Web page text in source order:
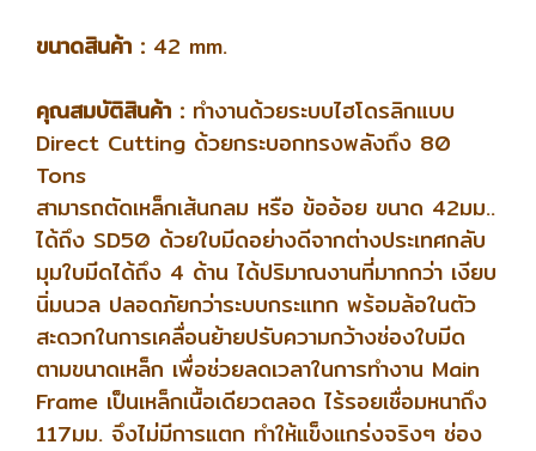
ขนาดสินค้า : 42 mm.
คุณสมบัติสินค้า : ทำงานด้วยระบบไฮโดรลิกแบบ
Direct Cutting ด้วยกระบอกทรงพลังถึง 80
Tons
สามารถตัดเหล็กเส้นกลม หรือ ข้ออ้อย ขนาด 42มม..
ได้ถึง SD50 ด้วยใบมีดอย่างดีจากต่างประเทศกลับ
มุมใบมีดได้ถึง 4 ด้าน ได้ปริมาณงานที่มากกว่า เงียบ
นิ่มนวล ปลอดภัยกว่าระบบกระแทก พร้อมล้อในตัว
สะดวกในการเคลื่อนย้ายปรับความกว้างช่องใบมีด
ตามขนาดเหล็ก เพื่อช่วยลดเวลาในการทำงาน Main
Frame เป็นเหล็กเนื้อเดียวตลอด ไร้รอยเชื่อมหนาถึง
117มม. จึงไม่มีการแตก ทำให้แข็งแกร่งจริงๆ ช่อง